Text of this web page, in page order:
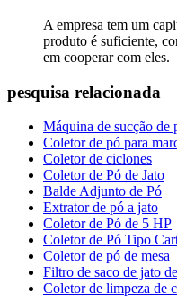
A empresa tem um
produto é suficiente,
em cooperar com eles.
pesquisa relacionada
Máquina de sucção de
Coletor de pó para
Coletor de ciclones
Coletor de Pó de Jato
Balde Adjunto de Pó
Extrator de pó a jato
Coletor de Pó de 5 HP
Coletor de Pó Tipo
Coletor de pó de mesa
Filtro de saco de jato
Coletor de limpeza de